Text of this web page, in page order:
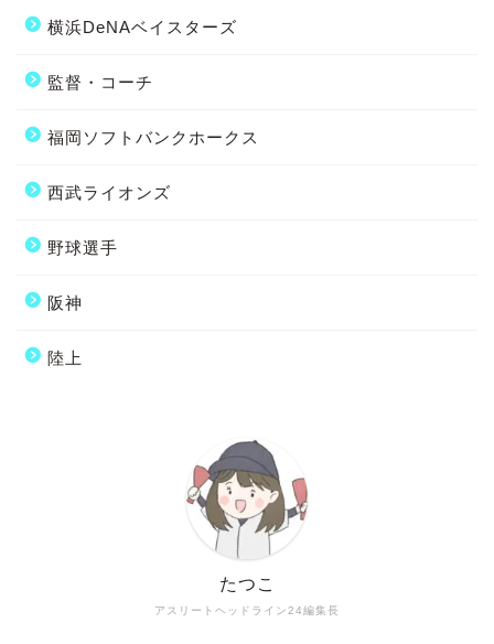
横浜DeNAベイスターズ
監督・コーチ
福岡ソフトバンクホークス
西武ライオンズ
野球選手
阪神
陸上
アスリートヘッドライン24編集長
たつこ